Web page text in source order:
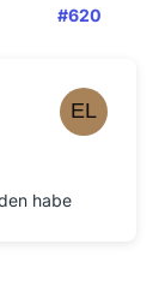
#620
habe